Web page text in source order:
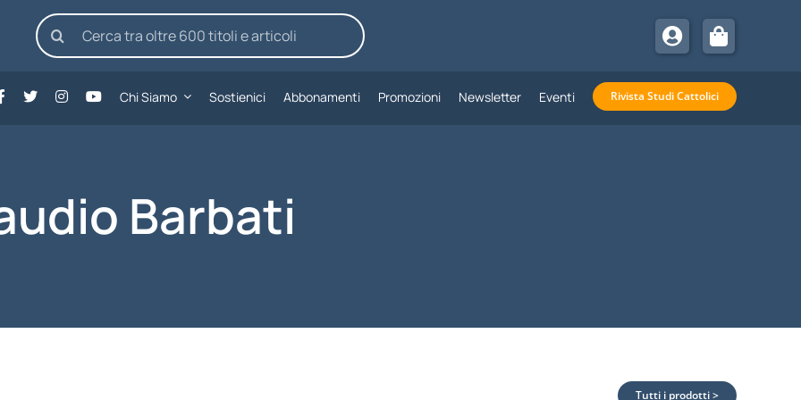
Cerca
per:
Chi Siamo Sostienici Abbonamenti Promozioni Newsletter Eventi Rivista Studi Cattolici
Barbati
Tutti i prodotti >